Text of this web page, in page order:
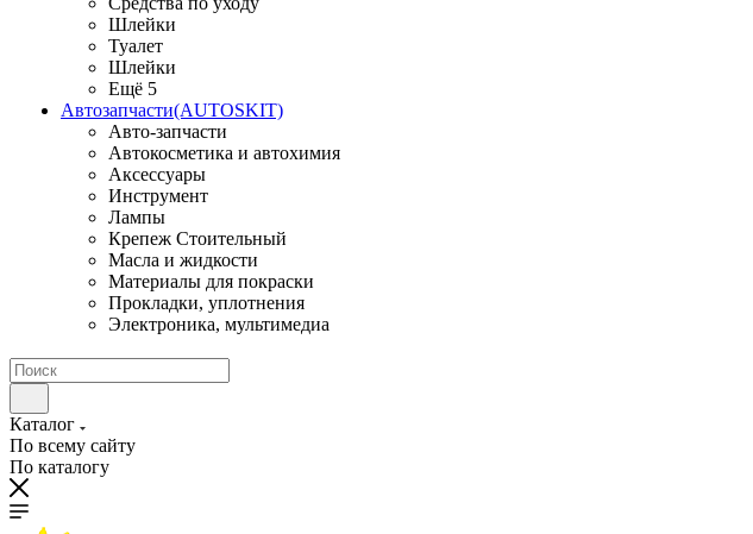
Шлейки
Туалет
Шлейки
Ещё 5
Автозапчасти(AUTOSKIT)
Авто-запчасти
Автокосметика и автохимия
Аксессуары
Инструмент
Лампы
Крепеж Стоительный
Масла и жидкости
Материалы для покраски
Прокладки, уплотнения
Электроника, мультимедиа
Каталог
По всему сайту
По каталогу